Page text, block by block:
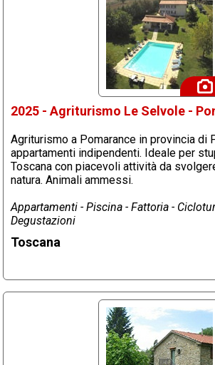
2025 - Agriturismo Le Selvole -
Agriturismo a Pomarance in provincia di
appartamenti indipendenti. Ideale per
Toscana con piacevoli attività da
natura. Animali ammessi.
Appartamenti - Piscina - Fattoria -
Degustazioni
Toscana